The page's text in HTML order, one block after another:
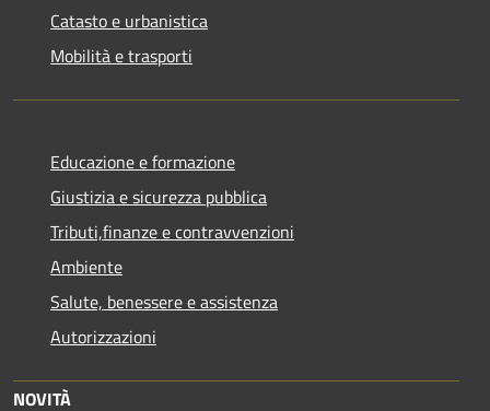
Catasto e urbanistica
Mobilità e trasporti
Educazione e formazione
Giustizia e sicurezza pubblica
Tributi,finanze e contravvenzioni
Ambiente
Salute, benessere e assistenza
Autorizzazioni
NOVITÀ